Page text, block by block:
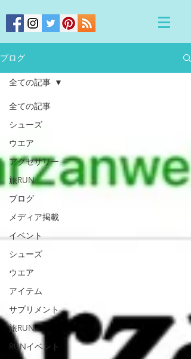
ブログ
全ての記事
シューズ
ウエア
アクセサリー
旅RUN
ブログ
メディア掲載
イベント
シューズ
ウエア
アイテム
サプリメント
旅RUN
RUNイベント
全ての記事